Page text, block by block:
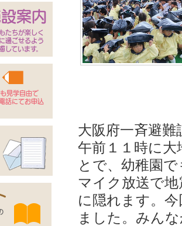
大阪府一斉避
午前１１時に
とで、幼稚園
マイク放送で
に隠れます。
ました。 みん
案内
たちが楽しく
過ごせるよう
しています。
見学自由で
話にてお申込